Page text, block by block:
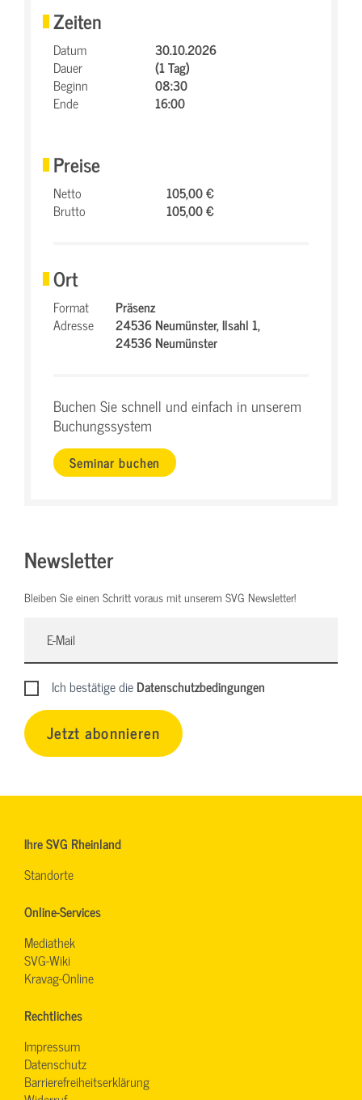
Zeiten
Datum
30.10.2026
Dauer
(1 Tag)
Beginn
08:30
Ende
16:00
Preise
Netto
105,00 €
Brutto
105,00 €
Ort
Format
Präsenz
Adresse
24536 Neumünster,Ilsahl 1,
24536 Neumünster
Buchen Sie schnell und einfach in unserem
Buchungssystem
Seminar buchen
Newsletter
Bleiben Sie einen Schritt voraus mit unserem SVG Newsletter!
Ich bestätige dieDatenschutzbedingungen
Jetzt abonnieren
Ihre SVG Rheinland
Standorte
Online-Services
Mediathek
SVG-Wiki
Kravag-Online
Rechtliches
Impressum
Datenschutz
Barrierefreiheitserklärung